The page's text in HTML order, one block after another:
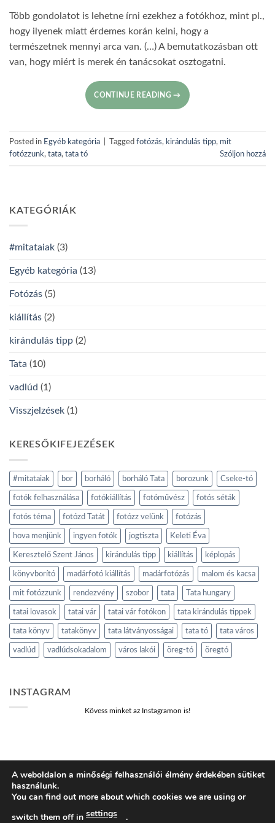
Több gondolatot is lehetne írni ezekhez a fotókhoz, mint pl.,
hogy ilyenek miatt érdemes korán kelni, hogy a
természetnek mennyi arca van. (…) A bemutatkozásban ott
van, hogy miért is merek én tanácsokat osztogatni.
CONTINUE READING→
Posted in Egyéb kategória Tagged fotózás, kirándulás tipp, mit
fotózzunk, tata, tata tó Szóljon hozzá
KATEGÓRIÁK
#mitataiak (3)
Egyéb kategória (13)
Fotózás (5)
kiállítás (2)
kirándulás tipp (2)
Tata (10)
vadlúd (1)
Visszjelzések (1)
KERESŐKIFEJEZÉSEK
#mitataiak bor borháló borháló Tata borozunk Cseke-tó
fotók felhasználása fotókiállítás fotóművész fotós séták
fotós téma fotózd Tatát fotózz velünk fotózás
hova menjünk ingyen fotók jogtiszta Keleti Éva
Keresztelő Szent János kirándulás tipp kiállítás képlopás
könyvborító madárfotó kiállítás madárfotózás malom és kacsa
mit fotózzunk rendezvény szobor tata Tata hungary
tatai lovasok tatai vár tatai vár fotókon tata kirándulás tippek
tata könyv tatakönyv tata látványosságai tata tó tata város
vadlúd vadlúdsokadalom város lakói öreg-tó öregtó
INSTAGRAM
Kövess minket az Instagramon is!
BLOG ADATVÉDELMI IRÁNYELVEK
ÁLTALÁNOS SZERZŐDÉSI FELTÉTELEK
KOSÁR
PÉNZTÁR
tatakonyv.hu 2026 ©
A weboldalon a minőségi felhasználói élmény érdekében sütiket
használunk.
You can find out more about which cookies we are using or
switch them off in settings .